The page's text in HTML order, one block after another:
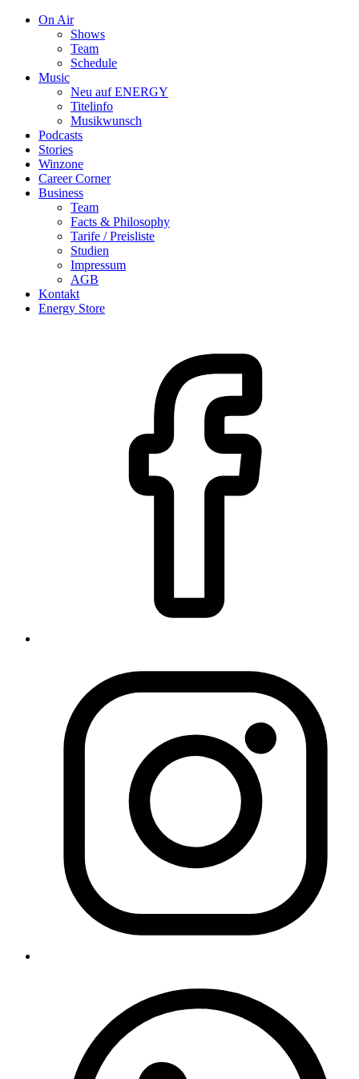
On Air
Shows
Team
Schedule
Music
Neu auf ENERGY
Titelinfo
Musikwunsch
Podcasts
Stories
Winzone
Career Corner
Business
Team
Facts & Philosophy
Tarife / Preisliste
Studien
Impressum
AGB
Kontakt
Energy Store